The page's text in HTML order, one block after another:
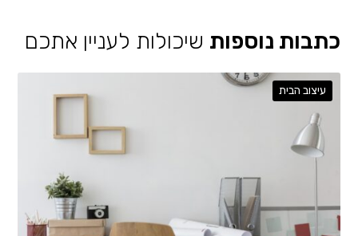
כתבות נוספות שיכולות לעניין אתכם
עיצוב הבית